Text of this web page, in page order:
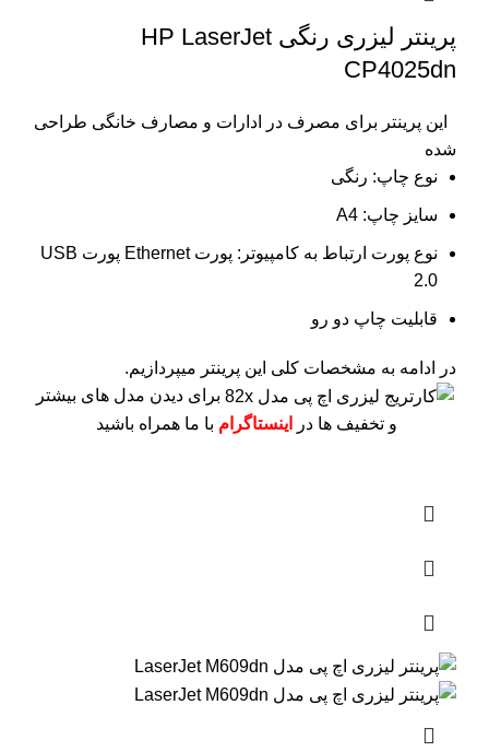
پرینتر لیزری رنگی HP LaserJet
CP4025dn
این پرینتر برای مصرف در ادارات و مصارف خانگی طراحی
شده
نوع چاپ: رنگی
سایز چاپ: A4
نوع پورت ارتباط به کامپیوتر: پورت Ethernet پورت USB
2.0
قابلیت چاپ دو رو
در ادامه به مشخصات کلی این پرینتر میپردازیم.
برای دیدن مدل های بیشتر
و تخفیف ها در
اینستاگرام با ما همراه باشید